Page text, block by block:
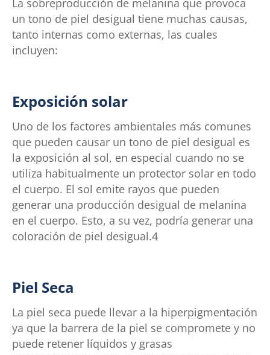
La sobreproducción de melanina que provoca
un tono de piel desigual tiene muchas causas,
tanto internas como externas, las cuales
incluyen:
Exposición solar
Uno de los factores ambientales más comunes
que pueden causar un tono de piel desigual es
la exposición al sol, en especial cuando no se
utiliza habitualmente un protector solar en todo
el cuerpo. El sol emite rayos que pueden
generar una producción desigual de melanina
en el cuerpo. Esto, a su vez, podría generar una
coloración de piel desigual.4
Piel Seca
La piel seca puede llevar a la hiperpigmentación
ya que la barrera de la piel se compromete y no
puede retener líquidos y grasas